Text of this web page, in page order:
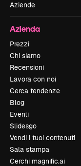
Aziende
Azienda
Prezzi
Chi siamo
Recensioni
Lavora con noi
Cerca tendenze
Blog
Eventi
Slidesgo
Vendi i tuoi contenuti
Sala stampa
Cerchi magnific.ai